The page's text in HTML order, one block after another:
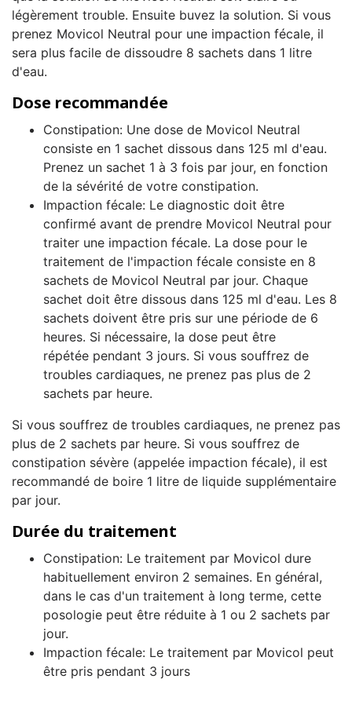
légèrement trouble. Ensuite buvez la solution. Si vous
prenez Movicol Neutral pour une impaction fécale, il
sera plus facile de dissoudre 8 sachets dans 1 litre
d'eau.
Dose recommandée
Constipation: Une dose de Movicol Neutral
consiste en 1 sachet dissous dans 125 ml d'eau.
Prenez un sachet 1 à 3 fois par jour, en fonction
de la sévérité de votre constipation.
Impaction fécale: Le diagnostic doit être
confirmé avant de prendre Movicol Neutral pour
traiter une impaction fécale. La dose pour le
traitement de l'impaction fécale consiste en 8
sachets de Movicol Neutral par jour. Chaque
sachet doit être dissous dans 125 ml d'eau. Les 8
sachets doivent être pris sur une période de 6
heures. Si nécessaire, la dose peut être
répétée pendant 3 jours. Si vous souffrez de
troubles cardiaques, ne prenez pas plus de 2
sachets par heure.
Si vous souffrez de troubles cardiaques, ne prenez pas
plus de 2 sachets par heure. Si vous souffrez de
constipation sévère (appelée impaction fécale), il est
recommandé de boire 1 litre de liquide supplémentaire
par jour.
Durée du traitement
Constipation: Le traitement par Movicol dure
habituellement environ 2 semaines. En général,
dans le cas d'un traitement à long terme, cette
posologie peut être réduite à 1 ou 2 sachets par
jour.
Impaction fécale: Le traitement par Movicol peut
être pris pendant 3 jours